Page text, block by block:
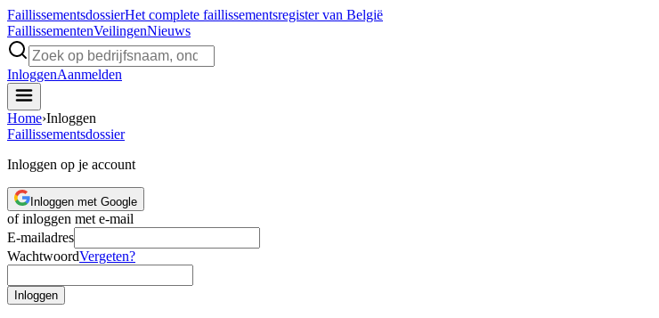
FaillissementsdossierHet complete faillissementsregister van België
FaillissementenVeilingenNieuws
InloggenAanmelden
Home›Inloggen
Faillissementsdossier
Inloggen op je account
Inloggen met Google
of inloggen met e-mail
E-mailadres
WachtwoordVergeten?
Inloggen